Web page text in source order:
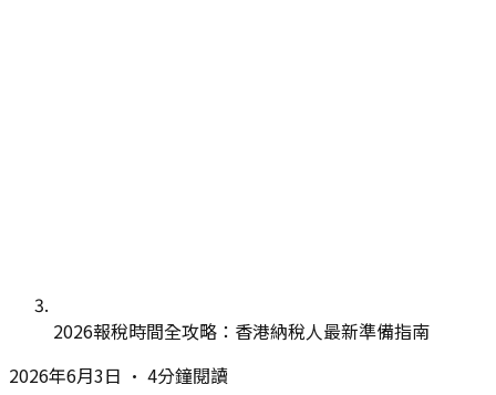
2026報稅時間全攻略：香港納稅人最新準備指南
2026年6月3日 • 4分鐘閱讀